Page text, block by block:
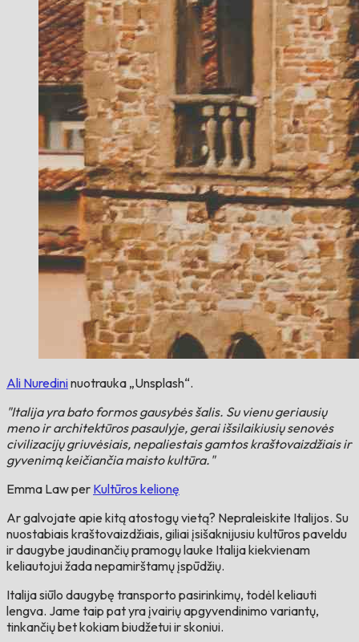
Ali Nuredininuotrauka „Unsplash“.
"Italija yra bato formos gausybės šalis. Su vienu geriausių
meno ir architektūros pasaulyje, gerai išsilaikiusių senovės
civilizacijų griuvėsiais, nepaliestais gamtos kraštovaizdžiais ir
gyvenimą keičiančia maisto kultūra."
Emma Law per Kultūros kelionę
Ar galvojate apie kitą atostogų vietą? Nepraleiskite Italijos. Su
nuostabiais kraštovaizdžiais, giliai įsišaknijusiu kultūros paveldu
ir daugybe jaudinančių pramogų lauke Italija kiekvienam
keliautojui žada nepamirštamų įspūdžių.
Italija siūlo daugybę transporto pasirinkimų, todėl keliauti
lengva. Jame taip pat yra įvairių apgyvendinimo variantų,
tinkančių bet kokiam biudžetui ir skoniui.